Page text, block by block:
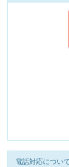
電話対応について